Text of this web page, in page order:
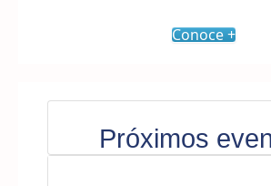
Conoce +
Próximos